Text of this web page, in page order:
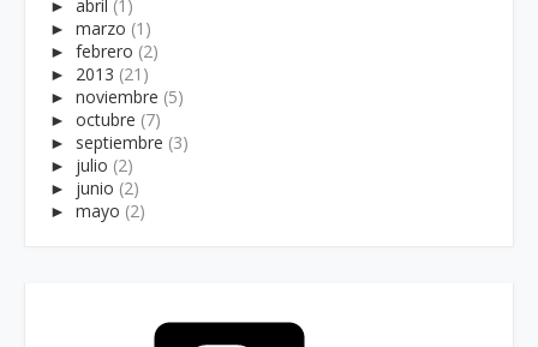
► abril (1)
► marzo (1)
► febrero (2)
► 2013 (21)
► noviembre (5)
► octubre (7)
► septiembre (3)
► julio (2)
► junio (2)
► mayo (2)